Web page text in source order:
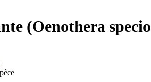
(Oenothera